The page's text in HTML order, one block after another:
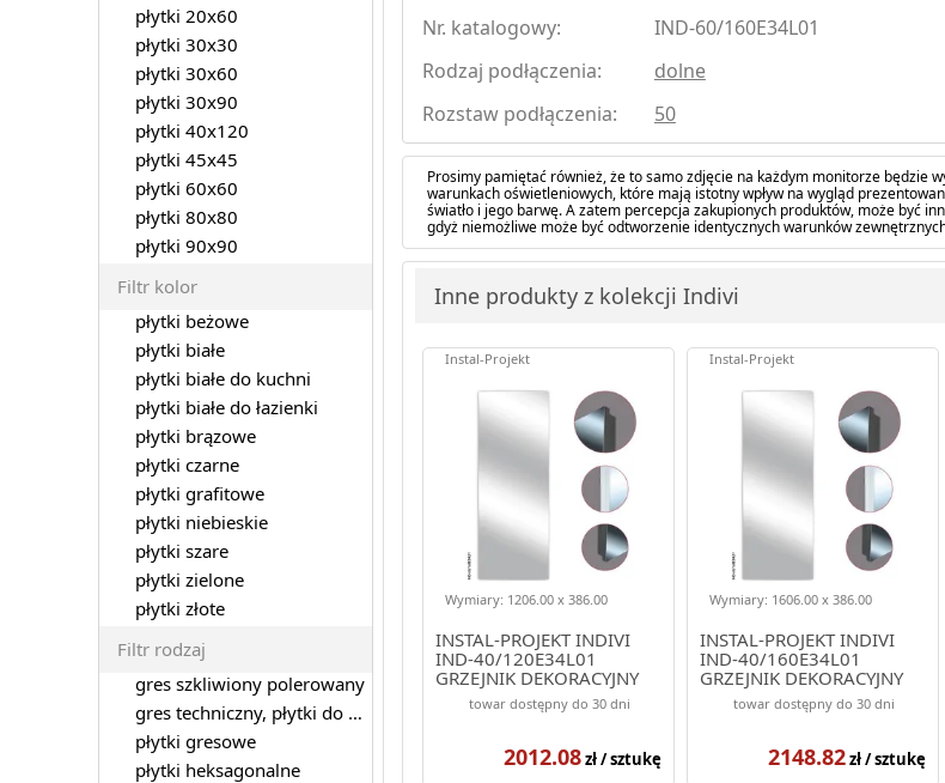
Nr. katalogowy:
IND-60/160E34L01
Rodzaj podłączenia:
dolne
Rozstaw podłączenia:
50
Prosimy pamiętać również, że to samo zdjęcie na każdym monitorze będzie
warunkach oświetleniowych, które mają istotny wpływ na wygląd
światło i jego barwę. A zatem percepcja zakupionych produktów, może być
gdyż niemożliwe może być odtworzenie identycznych warunków
Inne produkty z kolekcji Indivi
INSTAL-PROJEKT INDIVI
IND-40/120E34L01
GRZEJNIK DEKORACYJNY
1206/386 KOLOR BIAŁY
(ELEGANTE)
Wymiary: 1206.00 x 386.00
Instal-Projekt
towar dostępny do 30 dni
2012.08zł / sztukę
INSTAL-PROJEKT INDIVI
IND-40/160E34L01
GRZEJNIK DEKORACYJNY
1606/386 KOLOR BIAŁY
(ELEGANTE)
Wymiary: 1606.00 x 386.00
Instal-Projekt
towar dostępny do 30 dni
2148.82zł / sztukę
płytki 20x60
płytki 30x30
płytki 30x60
płytki 30x90
płytki 40x120
płytki 45x45
płytki 60x60
płytki 80x80
płytki 90x90
Filtr kolor
płytki beżowe
płytki białe
płytki białe do kuchni
płytki białe do łazienki
płytki brązowe
płytki czarne
płytki grafitowe
płytki niebieskie
płytki szare
płytki zielone
płytki złote
Filtr rodzaj
gres szkliwiony polerowany
gres techniczny, płytki do garażu
płytki gresowe
płytki heksagonalne